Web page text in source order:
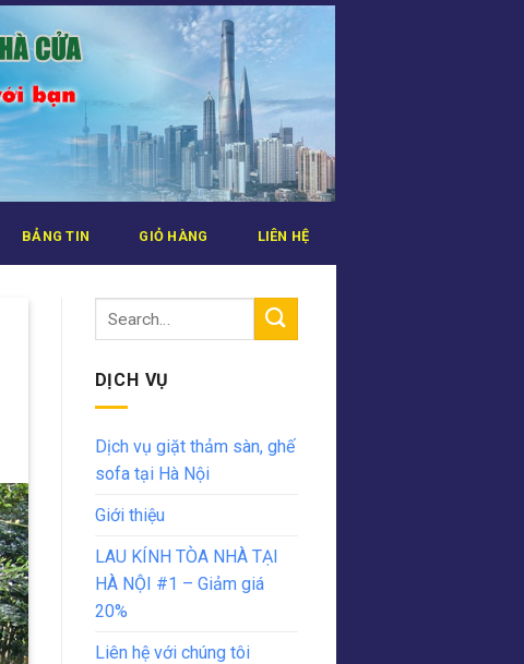
BẢNG TIN GIỎ HÀNG LIÊN HỆ
DỊCH VỤ
Dịch vụ giặt thảm sàn, ghế
sofa tại Hà Nội
Giới thiệu
LAU KÍNH TÒA NHÀ TẠI
HÀ NỘI #1 – Giảm giá
20%
Liên hệ với chúng tôi